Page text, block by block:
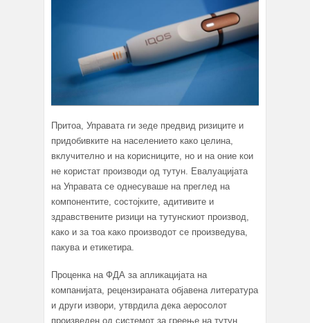
Притоа, Управата ги зеде предвид ризиците и
придобивките на населението како целина,
вклучително и на корисниците, но и на оние кои
не користат производи од тутун. Евалуацијата
на Управата се однесуваше на преглед на
компонентите, состојките, адитивите и
здравствените ризици на тутунскиот производ,
како и за тоа како производот се произведува,
пакува и етикетира.
Проценка на ФДА за апликацијата на
компанијата, рецензираната објавена литература
и други извори, утврдила дека аеросолот
произведен од системот за греење на тутун